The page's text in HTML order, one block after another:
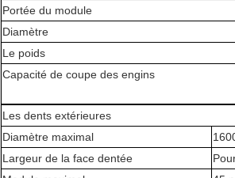
Portée du module
Diamètre
Le poids
Capacité de coupe des engins
Les dents extérieures
Diamètre maximal
Largeur de la face dentée